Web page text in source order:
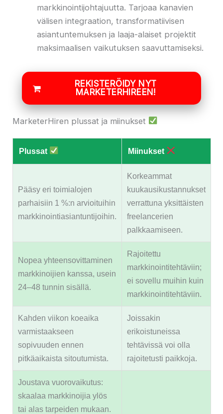
markkinointijohtajuutta. Tarjoaa kanavien
välisen integraation, transformatiivisen
asiantuntemuksen ja laaja-alaiset projektit
maksimaalisen vaikutuksen saavuttamiseksi.
REKISTERÖIDY NYT
MARKETERHIREEN!
MarketerHiren plussat ja miinukset
Plussat Miinukset
Pääsy eri toimialojen
parhaisiin 1 %:n arvioituihin
markkinointiasiantuntijoihin.
Korkeammat
kuukausikustannukset
verrattuna yksittäisten
freelancerien
palkkaamiseen.
Nopea yhteensovittaminen
markkinoijien kanssa, usein
24–48 tunnin sisällä.
Rajoitettu
markkinointitehtäviin;
ei sovellu muihin kuin
markkinointitehtäviin.
Kahden viikon koeaika
varmistaakseen
sopivuuden ennen
pitkäaikaista sitoutumista.
Joissakin
erikoistuneissa
tehtävissä voi olla
rajoitetusti paikkoja.
Joustava vuorovaikutus:
skaalaa markkinoijia ylös
tai alas tarpeiden mukaan.